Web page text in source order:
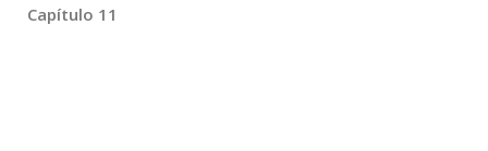
Capítulo 11